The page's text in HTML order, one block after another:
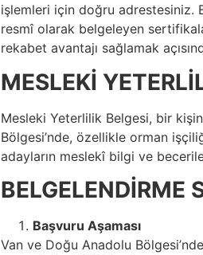
işlemleri için doğru adrestesiniz.
resmî olarak belgeleyen
rekabet avantajı sağlamak
MESLEKİ
Mesleki Yeterlilik Belgesi, bir
Bölgesi’nde, özellikle orman
adayların meslekî bilgi ve
BELGELENDİRME
Başvuru Aşaması
Van ve Doğu Anadolu